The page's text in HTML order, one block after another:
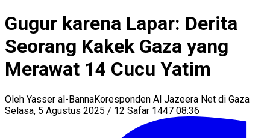
Gugur karena Lapar: Derita
Seorang Kakek Gaza yang
Merawat 14 Cucu Yatim
Oleh Yasser al-BannaKoresponden Al Jazeera Net di Gaza
Selasa, 5 Agustus 2025 / 12 Safar 1447 08:36